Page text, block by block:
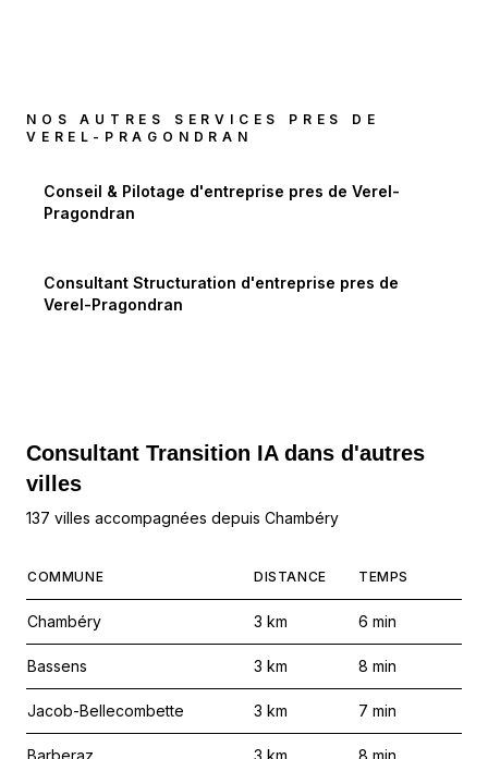
NOS AUTRES SERVICES PRES DE
VEREL-PRAGONDRAN
Conseil & Pilotage d'entreprise pres de Verel-
Pragondran
Consultant Structuration d'entreprise pres de
Verel-Pragondran
Consultant Transition IA dans d'autres
villes
137 villes accompagnées depuis Chambéry
COMMUNE DISTANCE TEMPS
Chambéry 3 km 6 min
Bassens 3 km 8 min
Jacob-Bellecombette 3 km 7 min
Barberaz 3 km 8 min